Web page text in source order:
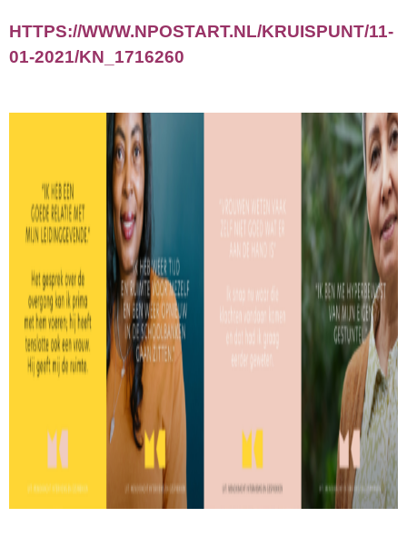
HTTPS://WWW.NPOSTART.NL/KRUISPUNT/11-
01-2021/KN_1716260